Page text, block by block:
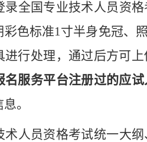
录全国专业技术人员资
彩色标准1寸半身免冠、
进行处理，通过后方可
名服务平台注册过的应
。
术人员资格考试统一大